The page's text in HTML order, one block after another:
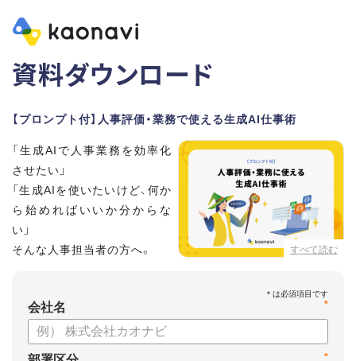
資料ダウンロード
【プロンプト付】人事評価・業務で使える生成AI仕事術
すべて読む
「生成AIで人事業務を効率化
させたい」
「生成AIを使いたいけど、何か
ら始めればいいか分からな
い」
そんな人事担当者の方へ。
本資料では、人事担当者300名の実態調査をもとに現場ですぐ
に役立つ生成AI活用術を紹介しています。
生成AI利用時のポイントや注意事項もまとめているため、これ
から始める方も安心です。評価シートフォーマットの作成や素
*
会社名
*